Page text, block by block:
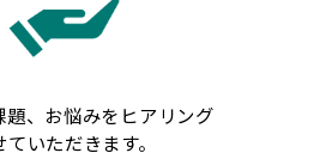
題、お悩みをヒアリング
ていただきます。